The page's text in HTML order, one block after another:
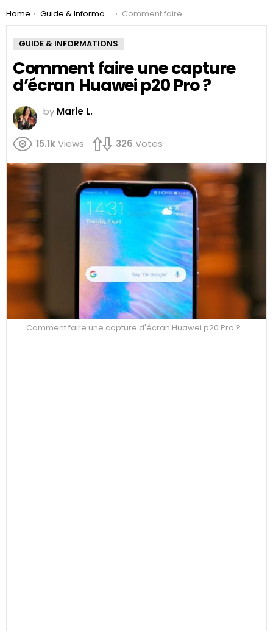
You are here:
Home Guide & Informations Comment faire une capture d’écran Huawei p20 Pro ?
GUIDE & INFORMATIONS
Comment faire une capture
d’écran Huawei p20 Pro ?
by Marie L.
15.1kViews 326 Votes
Comment faire une capture d'écran Huawei p20 Pro ?